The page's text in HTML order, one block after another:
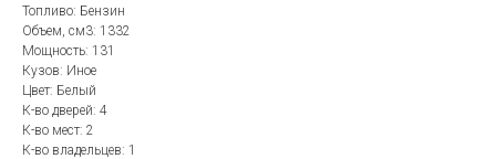
Топливо: Бензин
Объем, см3: 1332
Мощность: 131
Кузов: Иное
Цвет: Белый
К-во дверей: 4
К-во мест: 2
К-во владельцев: 1